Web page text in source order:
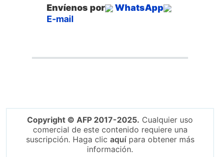
Envíenos por
WhatsApp
E-mail
Copyright © AFP 2017-2025. Cualquier uso
comercial de este contenido requiere una
suscripción. Haga clic aquípara obtener más
información.